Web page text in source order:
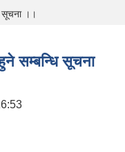
सूचना ।।
सम्बन्धि सूचना